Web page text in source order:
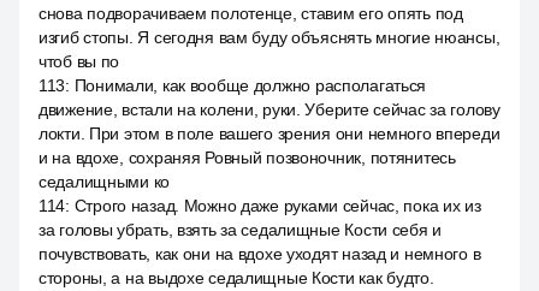
снова подворачиваем полотенце, ставим его опять под
изгиб стопы. Я сегодня вам буду объяснять многие нюансы,
чтоб вы по
113: Понимали, как вообще должно располагаться
движение, встали на колени, руки. Уберите сейчас за голову
локти. При этом в поле вашего зрения они немного впереди
и на вдохе, сохраняя Ровный позвоночник, потянитесь
седалищными ко
114: Строго назад. Можно даже руками сейчас, пока их из
за головы убрать, взять за седалищные Кости себя и
почувствовать, как они на вдохе уходят назад и немного в
стороны, а на выдохе седалищные Кости как будто.